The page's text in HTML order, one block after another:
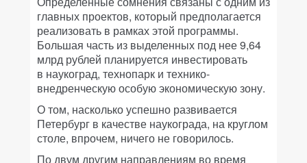
главных проектов, который предполагается
реализовать в рамках этой программы.
Большая часть из выделенных под нее 9,64
млрд рублей планируется инвестировать
в наукоград, технопарк и технико-
внедренческую особую экономическую зону.
О том, насколько успешно развивается
Петербург в качестве наукограда, на круглом
столе, впрочем, ничего не говорилось.
По двум другим направлениям во время